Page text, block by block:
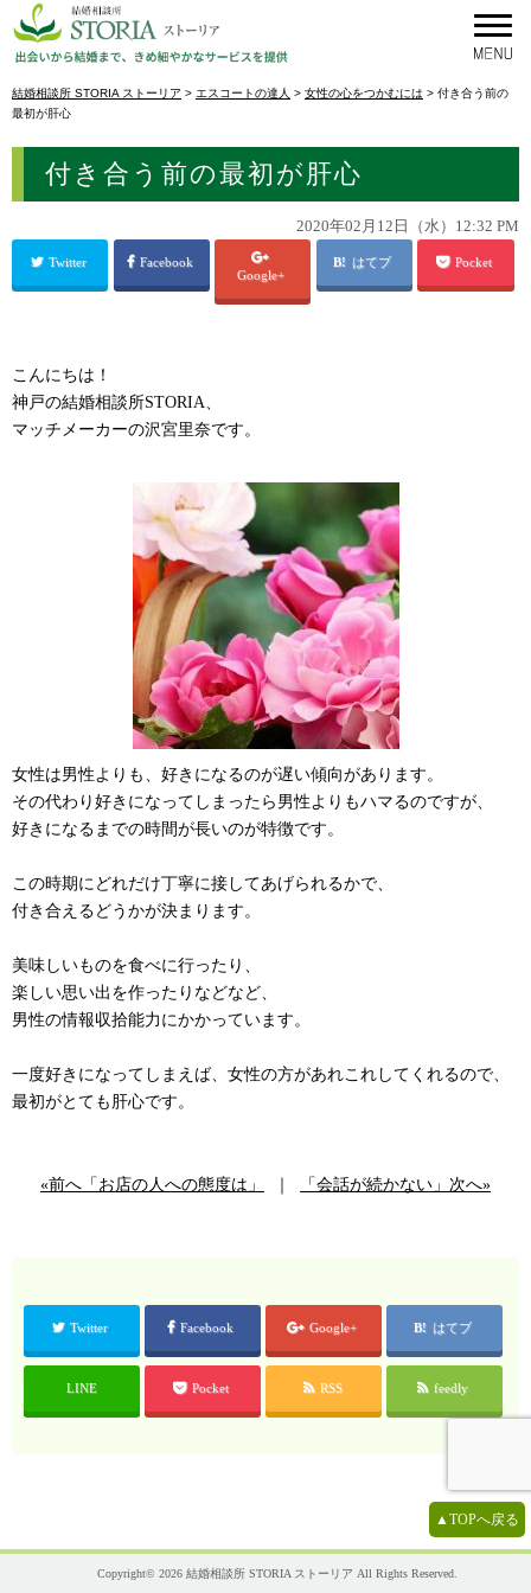
結婚相談所 STORIA ストーリア > エスコートの達人 > 女性の心をつかむには > 付き合う前の
最初が肝心
付き合う前の最初が肝心
2020年02月12日（水）12:32 PM
Twitter
Facebook
Google+
はてブ Pocket
こんにちは！
神戸の結婚相談所STORIA、
マッチメーカーの沢宮里奈です。
女性は男性よりも、好きになるのが遅い傾向があります。
その代わり好きになってしまったら男性よりもハマるのですが、
好きになるまでの時間が長いのが特徴です。
この時期にどれだけ丁寧に接してあげられるかで、
付き合えるどうかが決まります。
美味しいものを食べに行ったり、
楽しい思い出を作ったりなどなど、
男性の情報収拾能力にかかっています。
一度好きになってしまえば、女性の方があれこれしてくれるので、
最初がとても肝心です。
«前へ「お店の人への態度は」 「会話が続かない」次へ»
Twitter Facebook Google+ はてブ
LINE Pocket RSS feedly
▲TOPへ戻る
Copyright© 2026 結婚相談所 STORIA ストーリア All Rights Reserved.